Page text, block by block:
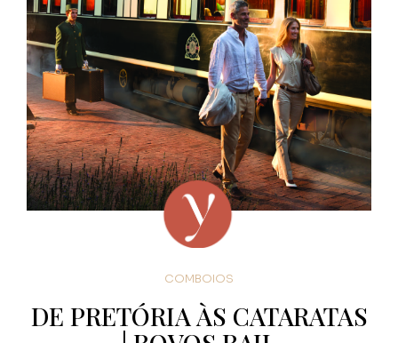
COMBOIOS
DE PRETÓRIA ÀS CATARATAS